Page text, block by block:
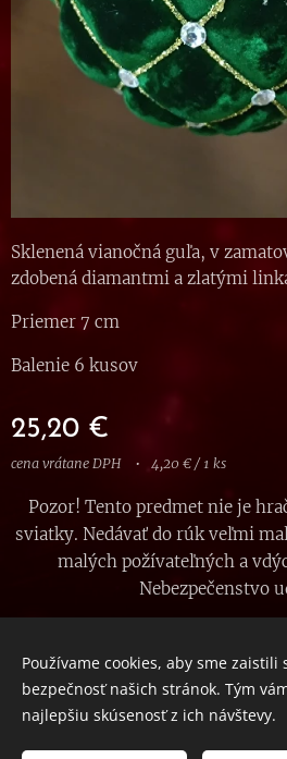
Sklenená vianočná guľa, v
zdobená diamantmi a zlatými
Priemer 7 cm
Balenie 6 kusov
25,20 €
cena vrátane DPH 4,20 € / 1 ks
Pozor! Tento predmet nie je
sviatky. Nedávať do rúk veľmi
malých požívateľných a
Nebezpečenstvo
© 2023 Všetky práva
Používame cookies, aby sme
bezpečnosť našich stránok. Tým
najlepšiu skúsenosť z ich návštevy.